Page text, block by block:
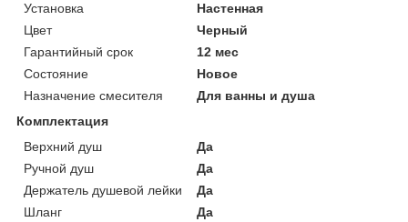
Установка
Настенная
Цвет
Черный
Гарантийный срок
12 мес
Состояние
Новое
Назначение смесителя
Для ванны и душа
Комплектация
Верхний душ
Да
Ручной душ
Да
Держатель душевой лейки
Да
Шланг
Да